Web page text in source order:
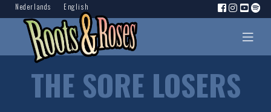
Nederlands English
THE SORE LOSERS